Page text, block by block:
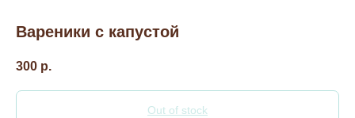
Вареники с капустой
300 р.
Out of stock